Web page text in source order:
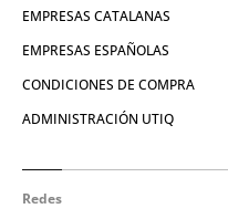
EMPRESAS CATALANAS
EMPRESAS ESPAÑOLAS
CONDICIONES DE COMPRA
ADMINISTRACIÓN UTIQ
Redes